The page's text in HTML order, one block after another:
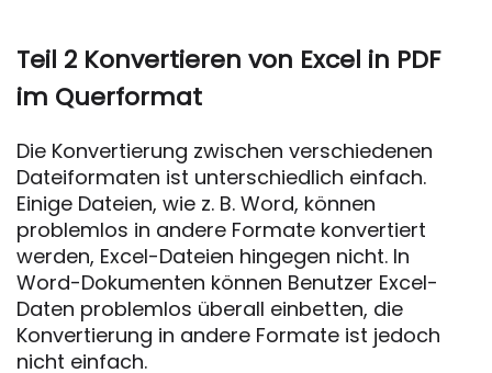
Teil 2 Konvertieren von Excel in PDF
im Querformat
Die Konvertierung zwischen verschiedenen
Dateiformaten ist unterschiedlich einfach.
Einige Dateien, wie z. B. Word, können
problemlos in andere Formate konvertiert
werden, Excel-Dateien hingegen nicht. In
Word-Dokumenten können Benutzer Excel-
Daten problemlos überall einbetten, die
Konvertierung in andere Formate ist jedoch
nicht einfach.